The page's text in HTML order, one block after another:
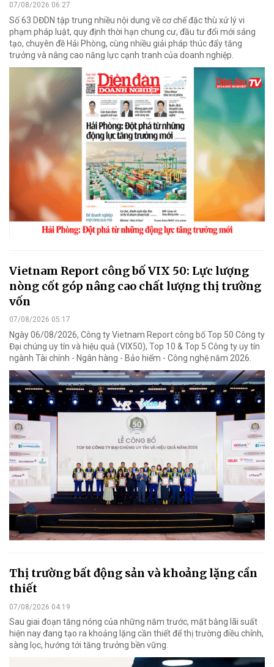
07/08/2026 06:27
Số 63 DĐDN tập trung nhiều nội dung về cơ chế đặc thù xử lý vi
phạm pháp luật, quy định thời hạn chung cư, đầu tư đổi mới sáng
tạo, chuyên đề Hải Phòng, cùng nhiều giải pháp thúc đẩy tăng
trưởng và nâng cao năng lực cạnh tranh của doanh nghiệp.
Vietnam Report công bố VIX 50: Lực lượng
nòng cốt góp nâng cao chất lượng thị trường
vốn
07/08/2026 05:17
Ngày 06/08/2026, Công ty Vietnam Report công bố Top 50 Công ty
Đại chúng uy tín và hiệu quả (VIX50), Top 10 & Top 5 Công ty uy tín
ngành Tài chính - Ngân hàng - Bảo hiểm - Công nghệ năm 2026.
Thị trường bất động sản và khoảng lặng cần
thiết
07/08/2026 04:19
Sau giai đoạn tăng nóng của những năm trước, mặt bằng lãi suất
hiện nay đang tạo ra khoảng lặng cần thiết để thị trường điều chỉnh,
sàng lọc, hướng tới tăng trưởng bền vững.